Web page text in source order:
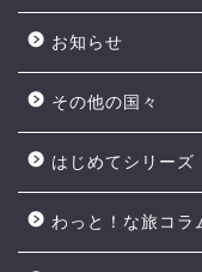
お知らせ
その他の国々
はじめてシリーズ
わっと！な旅コラ